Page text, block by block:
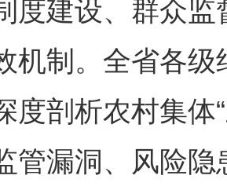
度建设、群众
机制。全省各
度剖析农村集体
管漏洞、风险